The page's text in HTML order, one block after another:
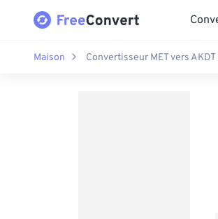
Maison Convertisseur MET vers AKDT